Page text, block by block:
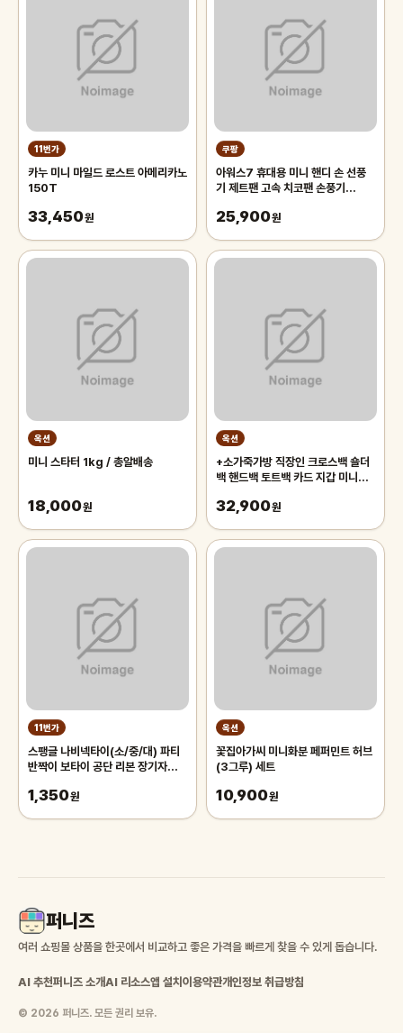
11번가
카누 미니 마일드 로스트 아메리카노
150T
33,450원
쿠팡
아워스7 휴대용 미니 핸디 손 선풍
기 제트팬 고속 치코팬 손풍기
(OFN1A1SW)
25,900원
옥션
미니 스타터 1kg / 총알배송
18,000원
옥션
+소가죽가방 직장인 크로스백 숄더
백 핸드백 토트백 카드 지갑 미니백
32,900원
11번가
스팽글 나비넥타이(소/중/대) 파티
반짝이 보타이 공단 리본 장기자랑
1,350원
옥션
꽃집아가씨 미니화분 페퍼민트 허브
(3그루) 세트
10,900원
퍼니즈
여러 쇼핑몰 상품을 한곳에서 비교하고 좋은 가격을 빠르게 찾을 수 있게 돕습니다.
AI 추천퍼니즈 소개AI 리소스앱 설치 이용약관개인정보 취급방침
© 2026 퍼니즈. 모든 권리 보유.